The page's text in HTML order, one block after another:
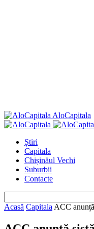
AloCapitala
Știri
Capitala
Chișinăul Vechi
Suburbii
Contacte
Acasă Capitala ACC